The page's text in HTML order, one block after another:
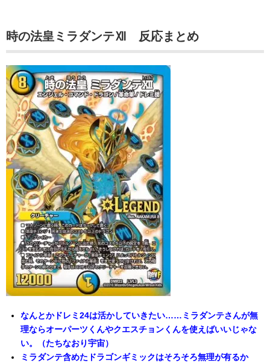
時の法皇ミラダンテⅫ 反応まとめ
なんとかドレミ24は活かしていきたい……ミラダンテさんが無
理ならオーパーツくんやクエスチョンくんを使えばいいじゃな
い。（たちなおり宇宙）
ミラダンテ含めたドラゴンギミックはそろそろ無理が有るか